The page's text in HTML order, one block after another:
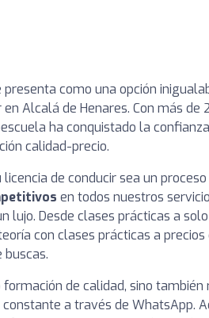
presenta como una opción
Alcalá de Henares. Con más de
ha conquistado la
calidad-precio.
de conducir sea un
en todos nuestros
lujo. Desde clases prácticas a
con clases prácticas a
buscas.
de calidad, sino
a través de WhatsApp.